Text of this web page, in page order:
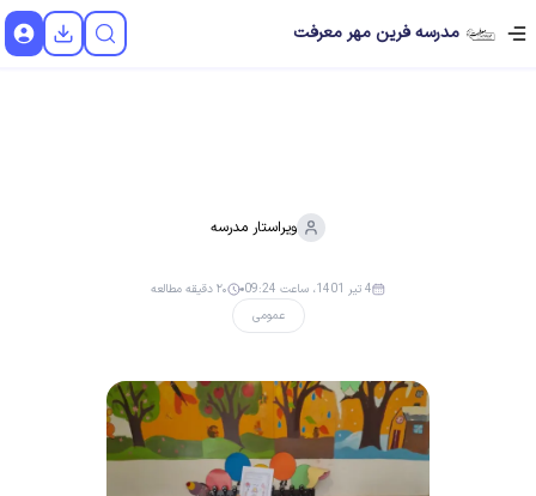
مدرسه فرین مهر معرفت
ویراستار مدرسه
عمومی
4 تیر 1401، ساعت 09:24 ۲۰ دقیقه مطالعه